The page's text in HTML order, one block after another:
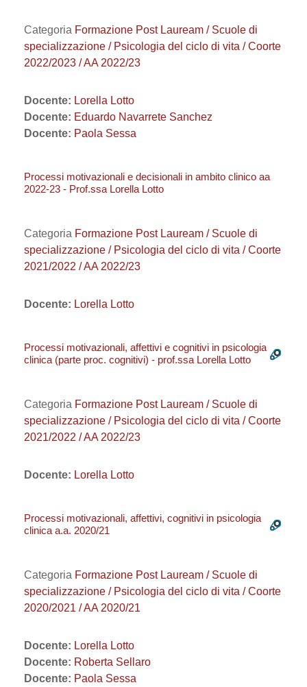
Categoria Formazione Post Lauream / Scuole di
specializzazione / Psicologia del ciclo di vita / Coorte
2022/2023 / AA 2022/23
Docente: Lorella Lotto
Docente: Eduardo Navarrete Sanchez
Docente: Paola Sessa
Processi motivazionali e decisionali in ambito clinico aa
2022-23 - Prof.ssa Lorella Lotto
Categoria Formazione Post Lauream / Scuole di
specializzazione / Psicologia del ciclo di vita / Coorte
2021/2022 / AA 2022/23
Docente: Lorella Lotto
Processi motivazionali, affettivi e cognitivi in psicologia
clinica (parte proc. cognitivi) - prof.ssa Lorella Lotto
Categoria Formazione Post Lauream / Scuole di
specializzazione / Psicologia del ciclo di vita / Coorte
2021/2022 / AA 2022/23
Docente: Lorella Lotto
Processi motivazionali, affettivi, cognitivi in psicologia
clinica a.a. 2020/21
Categoria Formazione Post Lauream / Scuole di
specializzazione / Psicologia del ciclo di vita / Coorte
2020/2021 / AA 2020/21
Docente: Lorella Lotto
Docente: Roberta Sellaro
Docente: Paola Sessa